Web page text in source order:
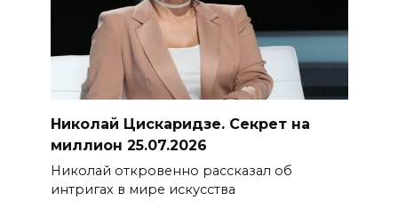
Николай Цискаридзе. Секрет на
миллион 25.07.2026
Николай откровенно рассказал об
интригах в мире искусства